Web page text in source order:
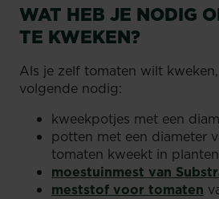
WAT HEB JE NODIG
TE KWEKEN?
Als je zelf tomaten wilt
volgende nodig:
kweekpotjes met een
potten met een diameter
tomaten kweekt in
moestuinmest van
meststof voor tomaten